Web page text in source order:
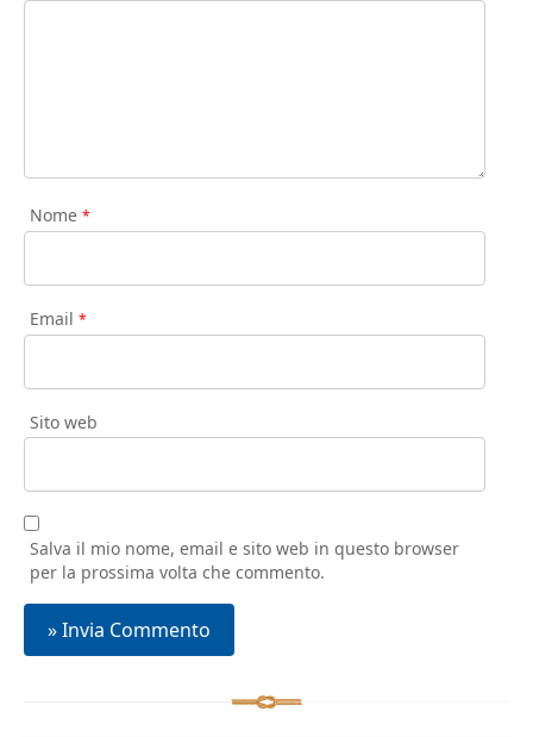
Nome *
Email *
Sito web
Salva il mio nome, email e sito web in questo browser
per la prossima volta che commento.